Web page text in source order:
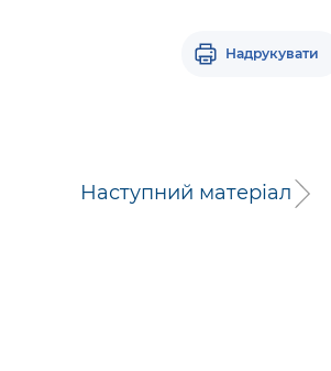
Надрукувати
Наступний матеріал